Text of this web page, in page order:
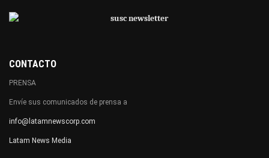
CONTACTO
PRENSA
Envíe sus comunicados de prensa a
info@latamnewscorp.com
Latam News Media